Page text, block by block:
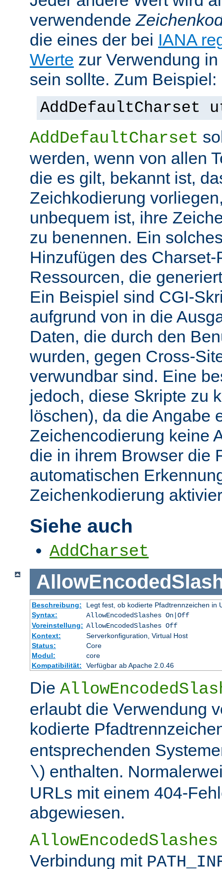
verwendende
die eines der bei IANA
Werte zur Verwendung
sein sollte. Zum Beispiel:
AddDefaultCharset
AddDefaultCharset
werden, wenn von allen
die es gilt, bekannt ist,
Zeichkodierung
unbequem ist, ihre
zu benennen. Ein
Hinzufügen des
Ressourcen, die
Ein Beispiel sind CGI-
aufgrund von in die
Daten, die durch den
wurden, gegen Cross-
verwundbar sind. Eine
jedoch, diese Skripte zu
löschen), da die Angabe
Zeichencodierung keine
die in ihrem Browser die
automatischen
Zeichenkodierung
Siehe auch
AddCharset
Beschreibung:
Legt fest, ob kodierte Pfadtrennzeichen in
Syntax:
AllowEncodedSlashes On|Off
Voreinstellung: AllowEncodedSlashes Off
Kontext:
Serverkonfiguration, Virtual Host
Status:
Core
Modul:
core
Kompatibilität:
Verfügbar ab Apache 2.0.46
Die
erlaubt die Verwendung
kodierte
entsprechenden
\) enthalten.
URLs mit einem 404-
abgewiesen.
AllowEncodedSlashes
Verbindung mit